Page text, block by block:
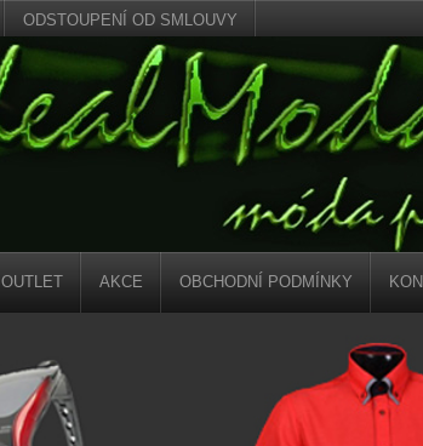
ODSTOUPENÍ OD SMLOUVY
OUTLET AKCE OBCHODNÍ PODMÍNKY